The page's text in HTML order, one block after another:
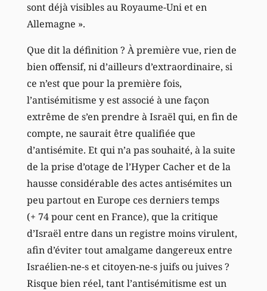
sont déjà visibles au Royaume-Uni et en
Allemagne ».
Que dit la définition ? À première vue, rien de
bien offensif, ni d’ailleurs d’extraordinaire, si
ce n’est que pour la première fois,
l’antisémitisme y est associé à une façon
extrême de s’en prendre à Israël qui, en fin de
compte, ne saurait être qualifiée que
d’antisémite. Et qui n’a pas souhaité, à la suite
de la prise d’otage de l’Hyper Cacher et de la
hausse considérable des actes antisémites un
peu partout en Europe ces derniers temps
(+ 74 pour cent en France), que la critique
d’Israël entre dans un registre moins virulent,
afin d’éviter tout amalgame dangereux entre
Israélien-ne-s et citoyen-ne-s juifs ou juives ?
Risque bien réel, tant l’antisémitisme est un